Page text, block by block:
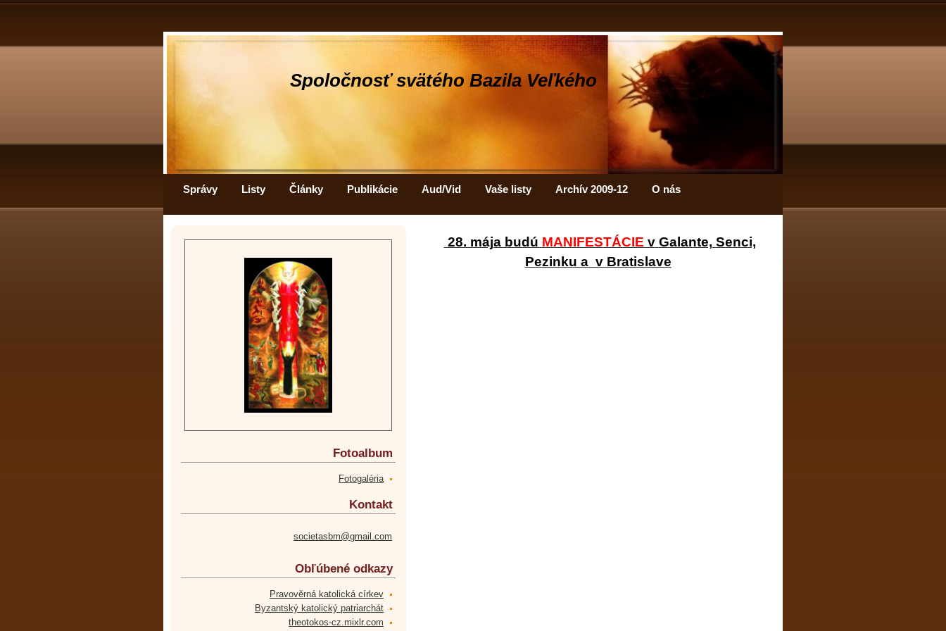
Spoločnosť svätého Bazila Veľkého
Správy Listy Články Publikácie Aud/Vid Vaše listy Archív 2009-12 O nás
28. mája budú MANIFESTÁCIE v Galante, Senci,
Pezinku a v Bratislave
Fotoalbum
Fotogaléria
Kontakt
societasbm@gmail.com
Obľúbené odkazy
Pravověrná katolická církev
Byzantský katolický patriarchát
theotokos-cz.mixlr.com